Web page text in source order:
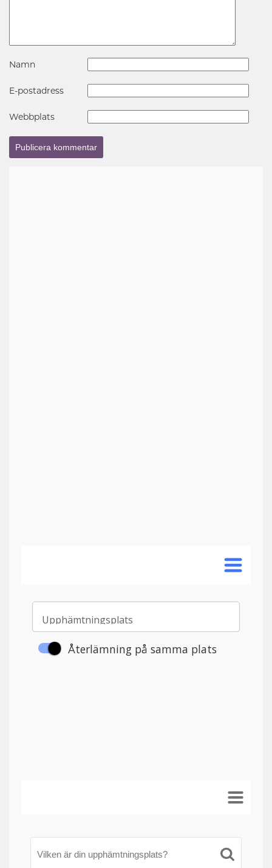
Namn
E-postadress
Webbplats
Vilken är din upphämtningsplats?